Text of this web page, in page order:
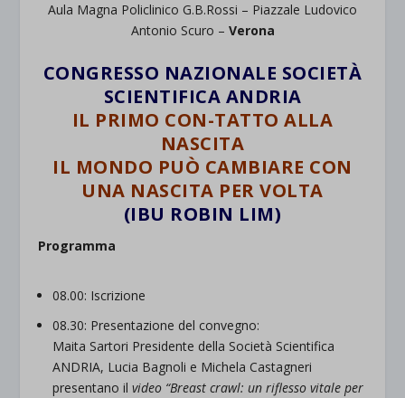
Aula Magna Policlinico G.B.Rossi – Piazzale Ludovico
Antonio Scuro – Verona
CONGRESSO NAZIONALE SOCIETÀ
SCIENTIFICA ANDRIA
IL PRIMO CON-TATTO ALLA
NASCITA
IL MONDO PUÒ CAMBIARE CON
UNA NASCITA PER VOLTA
(IBU ROBIN LIM)
Programma
08.00: Iscrizione
08.30: Presentazione del convegno:
Maita Sartori Presidente della Società Scientifica
ANDRIA, Lucia Bagnoli e Michela Castagneri
presentano ilvideo “Breast crawl: un riflesso vitale per